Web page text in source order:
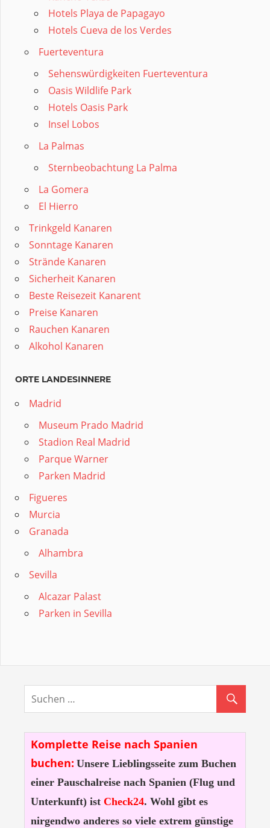
Hotels Playa de Papagayo
Hotels Cueva de los Verdes
Fuerteventura
Sehenswürdigkeiten Fuerteventura
Oasis Wildlife Park
Hotels Oasis Park
Insel Lobos
La Palmas
Sternbeobachtung La Palma
La Gomera
El Hierro
Trinkgeld Kanaren
Sonntage Kanaren
Strände Kanaren
Sicherheit Kanaren
Beste Reisezeit Kanarent
Preise Kanaren
Rauchen Kanaren
Alkohol Kanaren
ORTE LANDESINNERE
Madrid
Museum Prado Madrid
Stadion Real Madrid
Parque Warner
Parken Madrid
Figueres
Murcia
Granada
Alhambra
Sevilla
Alcazar Palast
Parken in Sevilla
Komplette Reise nach Spanien
buchen: Unsere Lieblingsseite zum Buchen
einer Pauschalreise nach Spanien (Flug und
Unterkunft) ist Check24. Wohl gibt es
nirgendwo anderes so viele extrem günstige